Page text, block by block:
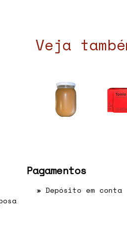
Veja
Pagamentos
» Depósito em conta